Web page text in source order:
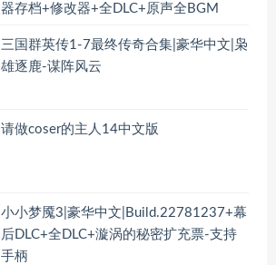
器存档+修改器+全DLC+原声全BGM
三国群英传1-7最终传奇合集|豪华中文|枭
雄逐鹿-谋阵风云
请做coser的主人14中文版
小小梦魇3|豪华中文|Build.22781237+幕
后DLC+全DLC+漩涡的秘密扩充票-支持
手柄